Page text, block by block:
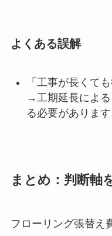
よくある誤解
「工事が長くて
→工期延長によ
る必要があります
まとめ：判断軸
フローリング張替え